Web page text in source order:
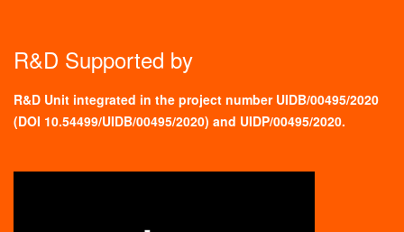
R&D Supported by
R&D Unit integrated in the project number UIDB/00495/2020
(DOI 10.54499/UIDB/00495/2020) and UIDP/00495/2020.